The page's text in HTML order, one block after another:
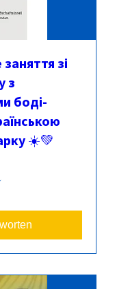
зі
з
боді-
☀️💚